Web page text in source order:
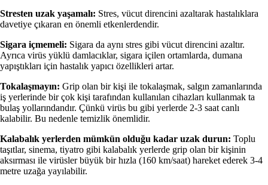
Stresten uzak yaşamalı: Stres, vücut direncini azaltarak hastalıklara
davetiye çıkaran en önemli etkenlerdendir.
Sigara içmemeli: Sigara da aynı stres gibi vücut direncini azaltır.
Ayrıca virüs yüklü damlacıklar, sigara içilen ortamlarda, dumana
yapıştıkları için hastalık yapıcı özellikleri artar.
Tokalaşmayın: Grip olan bir kişi ile tokalaşmak, salgın zamanlarında
iş yerlerinde bir çok kişi tarafından kullanılan cihazları kullanmak ta
bulaş yollarındandır. Çünkü virüs bu gibi yerlerde 2-3 saat canlı
kalabilir. Bu nedenle temizlik önemlidir.
Kalabalık yerlerden mümkün olduğu kadar uzak durun: Toplu
taşıtlar, sinema, tiyatro gibi kalabalık yerlerde grip olan bir kişinin
aksırması ile virüsler büyük bir hızla (160 km/saat) hareket ederek 3-4
metre uzağa yayılabilir.